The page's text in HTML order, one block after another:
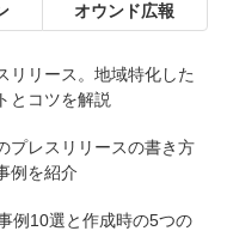
オウンド広報
リリース。地域特化した
とコツを解説
プレスリリースの書き方
例を紹介
例10選と作成時の5つの